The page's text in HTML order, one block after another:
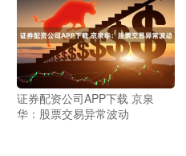
证券配资公司APP下载 京泉
华：股票交易异常波动